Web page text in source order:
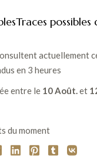
Traces possibles
actuellement
en 3 heures
entre le 10 Août.et
du moment